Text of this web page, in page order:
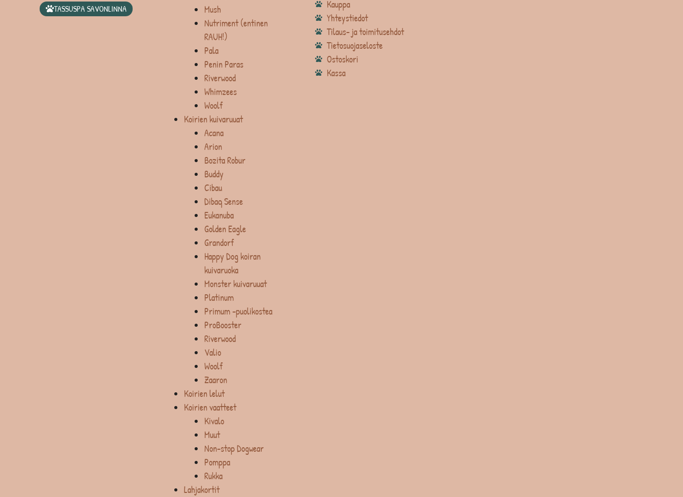
TASSUSPA SAVONLINNA
Mush
Nutriment (entinen
RAUH!)
Pala
Penin Paras
Riverwood
Whimzees
Woolf
Koirien kuivaruuat
Acana
Arion
Bozita Robur
Buddy
Cibau
Dibaq Sense
Eukanuba
Golden Eagle
Grandorf
Happy Dog koiran
kuivaruoka
Monster kuivaruuat
Platinum
Primum -puolikostea
ProBooster
Riverwood
Valio
Woolf
Zaaron
Koirien lelut
Koirien vaatteet
Kivalo
Muut
Non-stop Dogwear
Pomppa
Rukka
Lahjakortit
Kauppa
Yhteystiedot
Tilaus- ja toimitusehdot
Tietosuojaseloste
Ostoskori
Kassa